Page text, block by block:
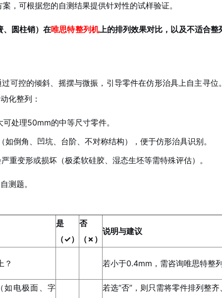
，可根据您的自测结果提供针对性的试样验证。
、圆柱销）在唯思特整列机上的排列效果对比，以及不适合整
过可控的倾斜、摇摆与微振，引导零件在仿形治具上自主寻位
化整列：
处理50mm的中等尺寸零件。
如倒角、凹坑、台阶、不对称结构），便于仿形治具识别。
重变形或损坏（极柔软硅胶、湿态生坯等需特殊评估）。
测题。
是
（✓）
否
（✗）
说明与建议
？ 若小于0.4mm，需咨询唯思特整
如电极面、字 若选“否” ，则只需将零件排列整